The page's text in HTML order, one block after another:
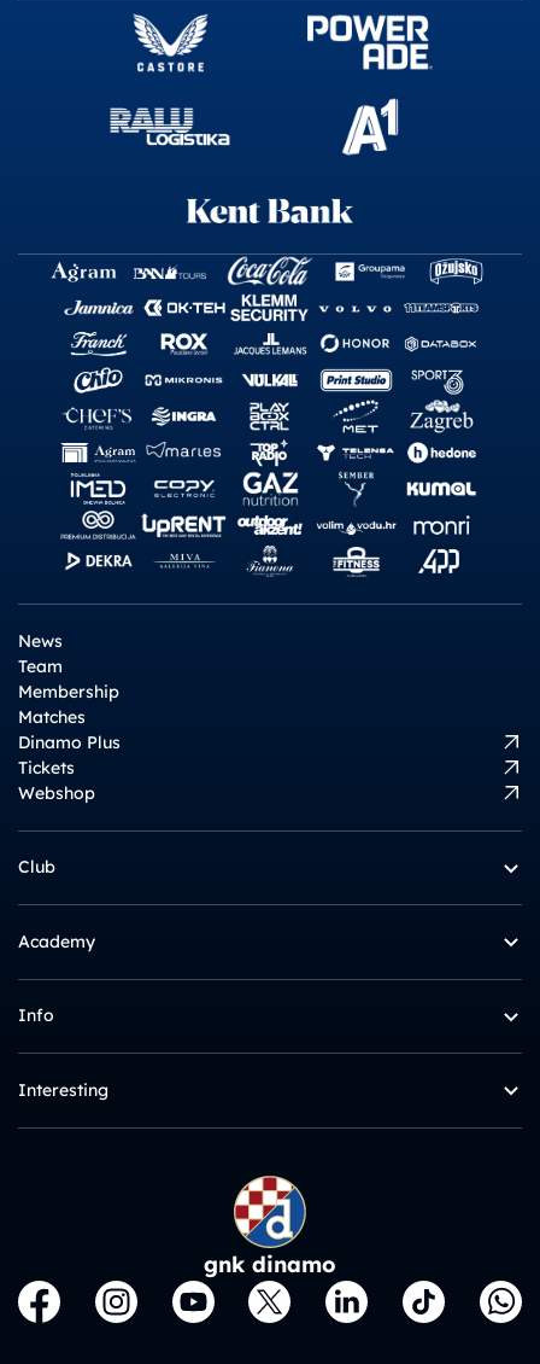
News
Team
Membership
Matches
Dinamo Plus
Tickets
Webshop
Club
Academy
Info
Interesting
gnk dinamo